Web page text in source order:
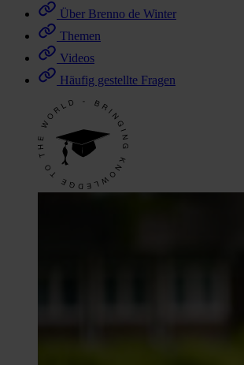
Über Brenno de Winter
Themen
Videos
Häufig gestellte Fragen